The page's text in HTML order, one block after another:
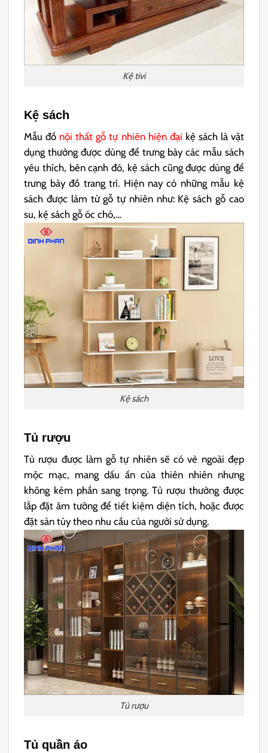
Kệ tivi
Kệ sách
Mẫu đồ nội thất gỗ tự nhiên hiện đại kệ sách là vật
dụng thường được dùng để trưng bày các mẫu sách
yêu thích, bên cạnh đó, kệ sách cũng được dùng để
trưng bày đồ trang trí. Hiện nay có những mẫu kệ
sách được làm từ gỗ tự nhiên như: Kệ sách gỗ cao
su, kệ sách gỗ óc chó,…
Kệ sách
Tủ rượu
Tủ rượu được làm gỗ tự nhiên sẽ có vẻ ngoài đẹp
mộc mạc, mang dấu ấn của thiên nhiên nhưng
không kém phần sang trọng. Tủ rượu thường được
lắp đặt âm tường để tiết kiệm diện tích, hoặc được
đặt sàn tùy theo nhu cầu của người sử dụng.
Tủ rượu
Tủ quần áo